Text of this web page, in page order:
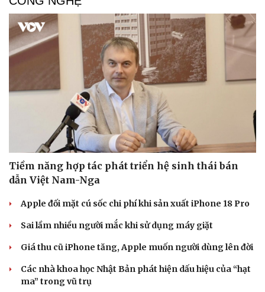
Tiềm năng hợp tác phát triển hệ sinh thái bán
dẫn Việt Nam-Nga
Apple đối mặt cú sốc chi phí khi sản xuất iPhone 18 Pro
Sai lầm nhiều người mắc khi sử dụng máy giặt
Giá thu cũ iPhone tăng, Apple muốn người dùng lên đời
Các nhà khoa học Nhật Bản phát hiện dấu hiệu của “hạt
ma” trong vũ trụ